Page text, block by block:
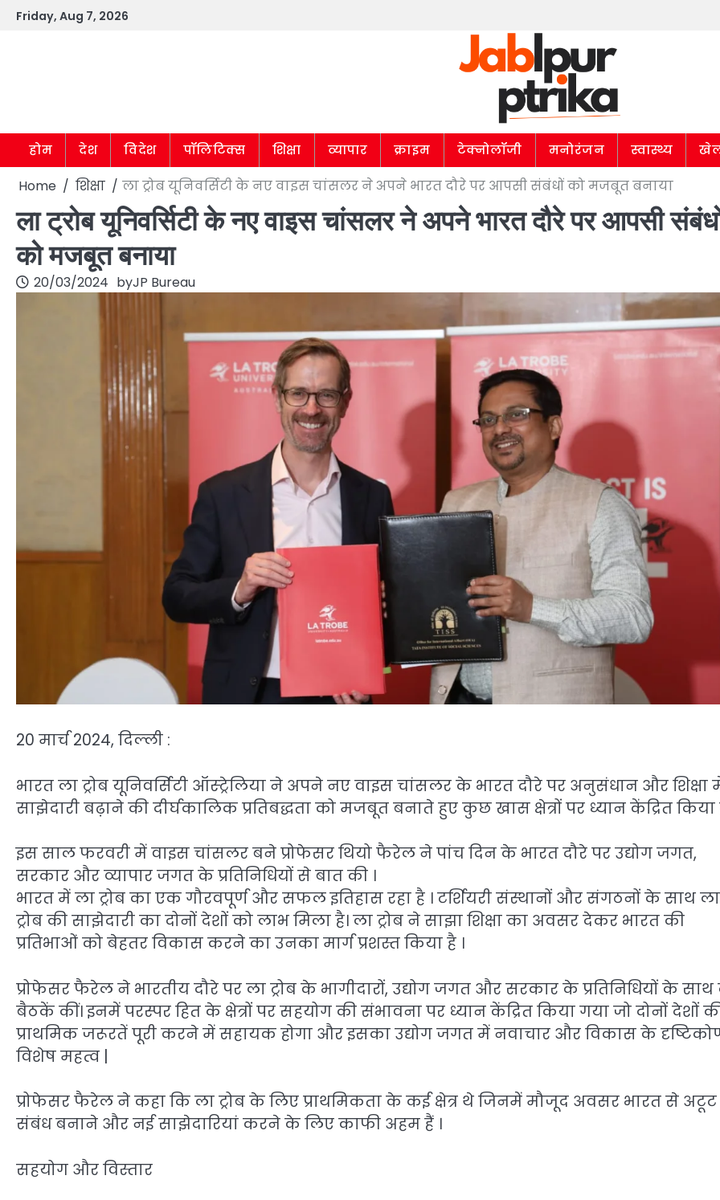
SkipFriday, Aug 7, 2026
होम देश विदेश पॉलिटिक्स शिक्षा व्यापार क्राइम टेक्नोलॉजी मनोरंजन स्वास्थ्य
Home शिक्षा ला ट्रोब यूनिवर्सिटी के नए वाइस चांसलर ने अपने भारत दौरे पर आपसी संबंधों को मजबूत बनाया
ला ट्रोब यूनिवर्सिटी के नए वाइस चांसलर ने अपने भारत दौरे पर आपसी
को मजबूत बनाया
20/03/2024 byJP Bureau
20 मार्च 2024, दिल्ली :
भारत ला ट्रोब यूनिवर्सिटी ऑस्ट्रेलिया ने अपने नए वाइस चांसलर के भारत दौरे पर अनुसंधान और शिक्षा
साझेदारी बढ़ाने की दीर्घकालिक प्रतिबद्धता को मजबूत बनाते हुए कुछ खास क्षेत्रों पर ध्यान केंद्रित किया
इस साल फरवरी में वाइस चांसलर बने प्रोफेसर थियो फैरेल ने पांच दिन के भारत दौरे पर उद्योग जगत,
सरकार और व्यापार जगत के प्रतिनिधियों से बात की ।
भारत में ला ट्रोब का एक गौरवपूर्ण और सफल इतिहास रहा है । टर्शियरी संस्थानों और संगठनों के साथ ला
ट्रोब की साझेदारी का दोनों देशों को लाभ मिला है। ला ट्रोब ने साझा शिक्षा का अवसर देकर भारत की
प्रतिभाओं को बेहतर विकास करने का उनका मार्ग प्रशस्त किया है ।
प्रोफेसर फैरेल ने भारतीय दौरे पर ला ट्रोब के भागीदारों, उद्योग जगत और सरकार के प्रतिनिधियों के
बैठकें कीं। इनमें परस्पर हित के क्षेत्रों पर सहयोग की संभावना पर ध्यान केंद्रित किया गया जो दोनों देशों
प्राथमिक जरूरतें पूरी करने में सहायक होगा और इसका उद्योग जगत में नवाचार और विकास के
विशेष महत्व |
प्रोफेसर फैरेल ने कहा कि ला ट्रोब के लिए प्राथमिकता के कई क्षेत्र थे जिनमें मौजूद अवसर भारत से अटूट
संबंध बनाने और नई साझेदारियां करने के लिए काफी अहम हैं ।
सहयोग और विस्तार